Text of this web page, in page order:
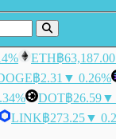
ETH฿63,187.00
฿2.31 ▼ 0.26%
DOT฿26.59▼
LINK฿273.25▼